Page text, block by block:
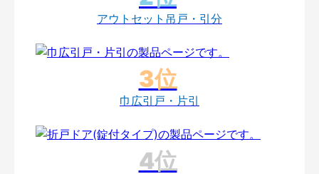
アウトセット吊戸・引分
巾広引戸・片引